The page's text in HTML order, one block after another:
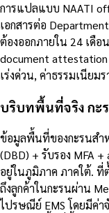
การแปลแบบ NAATI
เอกสารต่อ
ต้องออกภายใน 24 เดือ
document attestation
เร่งด่วน, ค่าธรรมเนีย
บริบทพื้นที่จริง กะ
ข้อมูลพื้นที่ของกะรนสำ
(DBD) + รับรอง MFA
อยู่ในภูมิภาค ภาคใต้. ที่
ถึงลูกค้าในกะรนผ่าน
ไปรษณีย์ EMS โดยมีค่า